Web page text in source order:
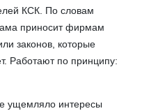
КСК. По словам
приносит фирмам
законов, которые
Работают по принципу:
ущемляло интересы